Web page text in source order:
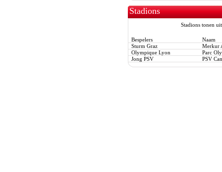
Stadions
Stadions tonen
Bespelers
Naam
Sturm Graz
Merkur
Olympique Lyon
Parc
Jong PSV
PSV